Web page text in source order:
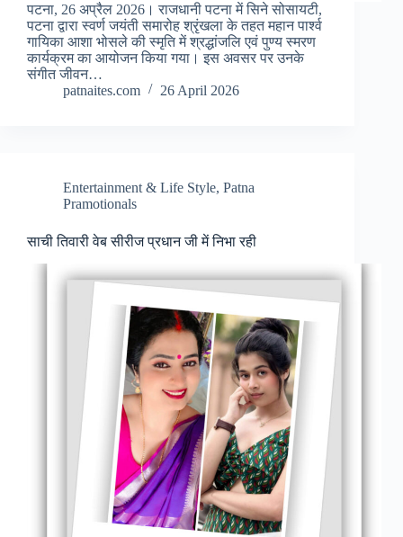
पटना, 26 अप्रैल 2026। राजधानी पटना में सिने सोसायटी,
पटना द्वारा स्वर्ण जयंती समारोह श्रृंखला के तहत महान पार्श्व
गायिका आशा भोसले की स्मृति में श्रद्धांजलि एवं पुण्य स्मरण
कार्यक्रम का आयोजन किया गया। इस अवसर पर उनके
संगीत जीवन…
patnaites.com
26 April 2026
Entertainment & Life Style, Patna
Pramotionals
साची तिवारी वेब सीरीज प्रधान जी में निभा रही